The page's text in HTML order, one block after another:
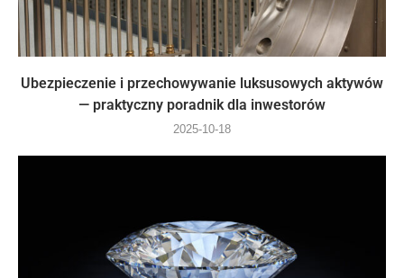
Ubezpieczenie i przechowywanie luksusowych aktywów
— praktyczny poradnik dla inwestorów
2025-10-18